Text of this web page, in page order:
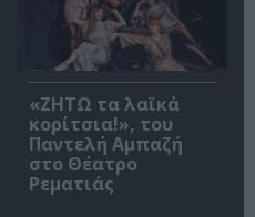
«ΖΗΤΩ τα λαϊκά
κορίτσια!», του
Παντελή Αμπαζή
στο Θέατρο
Ρεματιάς